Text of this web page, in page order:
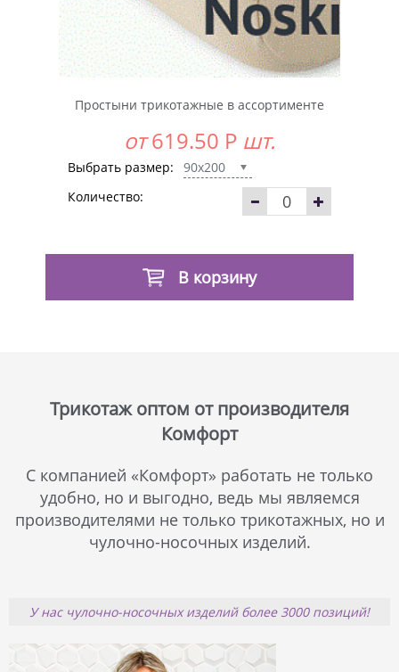
Простыни трикотажные в ассортименте
от 619.50 Р шт.
Выбрать размер:
90x200
Количество:
В корзину
Трикотаж оптом от производителя
Комфорт
С компанией «Комфорт» работать не только
удобно, но и выгодно, ведь мы являемся
производителями не только трикотажных, но и
чулочно-носочных изделий.
У нас чулочно-носочных изделий более 3000 позиций!